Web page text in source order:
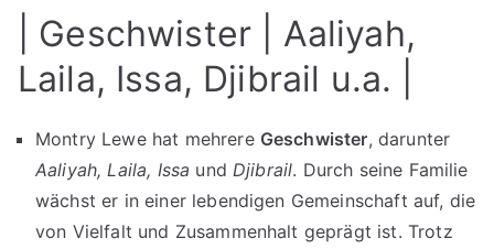
| Geschwister | Aaliyah,
Laila, Issa, Djibrail u.a. |
Montry Lewe hat mehrere Geschwister, darunter
Aaliyah, Laila, Issa und Djibrail. Durch seine Familie
wächst er in einer lebendigen Gemeinschaft auf, die
von Vielfalt und Zusammenhalt geprägt ist. Trotz